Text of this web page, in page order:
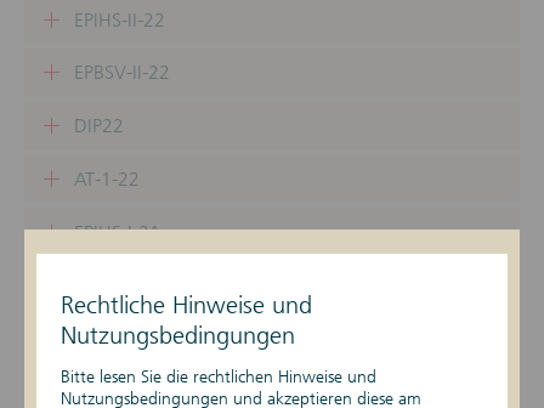
Rechtliche Hinweise und
Nutzungsbedingungen
Bitte lesen Sie die rechtlichen Hinweise und
Nutzungsbedingungen und akzeptieren diese am
EPIHS-II-22
EPBSV-II-22
DIP22
AT-1-22
EPIHS-I-21
DIP21
EPIHS-II-21